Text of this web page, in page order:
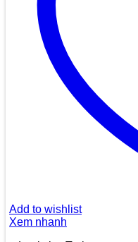
Add to wishlist
Xem nhanh